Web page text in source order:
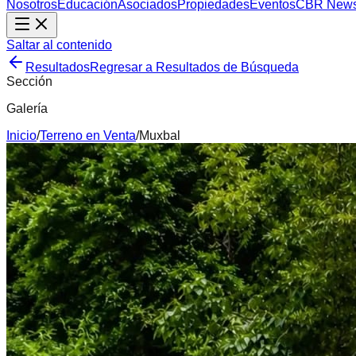
NosotrosEducaciónAsociadosPropiedadesEventosCBR
Saltar al contenido
ResultadosRegresar a Resultados de Búsqueda
Sección
Galería
Inicio/Terreno en Venta/Muxbal